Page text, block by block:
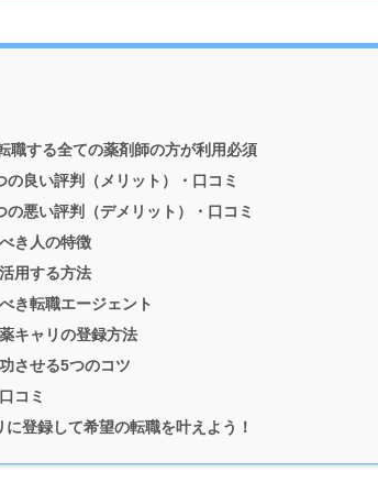
職する全ての薬剤師の方が利用必須
の良い評判（メリット）・口コミ
の悪い評判（デメリット）・口コミ
き人の特徴
用する方法
き転職エージェント
キャリの登録方法
させる5つのコツ
コミ
に登録して希望の転職を叶えよう！